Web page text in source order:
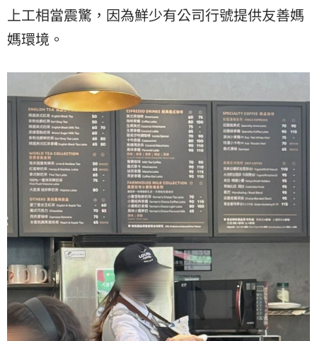
上工相當震驚，因為鮮少有公司行號提供友善媽
媽環境。